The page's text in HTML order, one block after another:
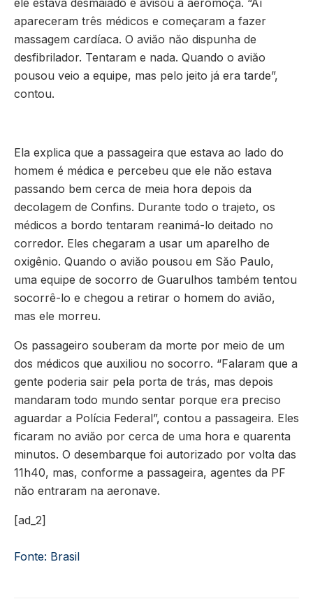
ele estava desmaiado e avisou a aeromoça. “Aí
apareceram três médicos e começaram a fazer
massagem cardíaca. O aviăo năo dispunha de
desfibrilador. Tentaram e nada. Quando o aviăo
pousou veio a equipe, mas pelo jeito já era tarde”,
contou.
Ela explica que a passageira que estava ao lado do
homem é médica e percebeu que ele năo estava
passando bem cerca de meia hora depois da
decolagem de Confins. Durante todo o trajeto, os
médicos a bordo tentaram reanimá-lo deitado no
corredor. Eles chegaram a usar um aparelho de
oxigênio. Quando o aviăo pousou em Săo Paulo,
uma equipe de socorro de Guarulhos também tentou
socorrê-lo e chegou a retirar o homem do aviăo,
mas ele morreu.
Os passageiro souberam da morte por meio de um
dos médicos que auxiliou no socorro. “Falaram que a
gente poderia sair pela porta de trás, mas depois
mandaram todo mundo sentar porque era preciso
aguardar a Polícia Federal”, contou a passageira. Eles
ficaram no aviăo por cerca de uma hora e quarenta
minutos. O desembarque foi autorizado por volta das
11h40, mas, conforme a passageira, agentes da PF
năo entraram na aeronave.
[ad_2]
Fonte: Brasil